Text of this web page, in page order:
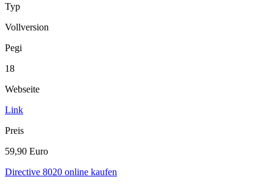
Typ
Vollversion
Pegi
18
Webseite
Link
Preis
59,90 Euro
Directive 8020 online kaufen